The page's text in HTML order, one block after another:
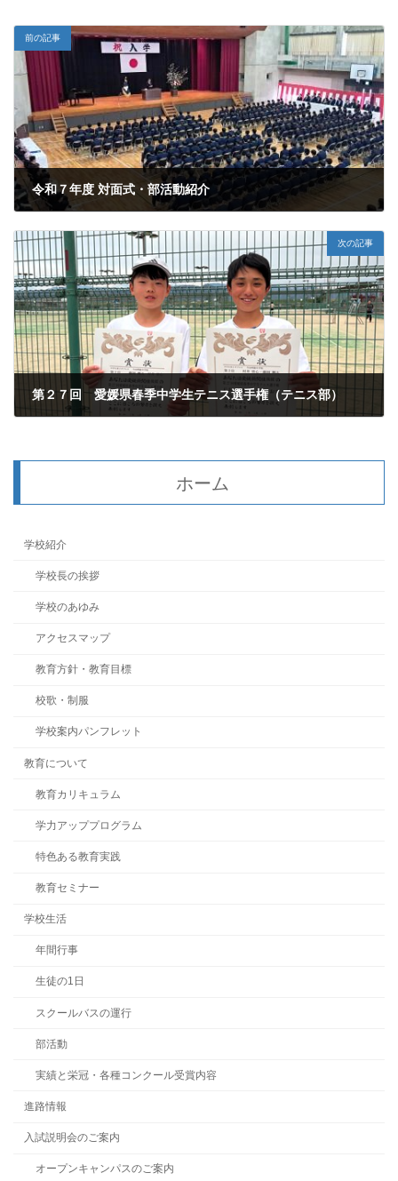
前の記事
令和７年度 対面式・部活動紹介
次の記事
第２７回 愛媛県春季中学生テニス選手権（テニス部）
ホーム
学校紹介
学校長の挨拶
学校のあゆみ
アクセスマップ
教育方針・教育目標
校歌・制服
学校案内パンフレット
教育について
教育カリキュラム
学力アッププログラム
特色ある教育実践
教育セミナー
学校生活
年間行事
生徒の1日
スクールバスの運行
部活動
実績と栄冠・各種コンクール受賞内容
進路情報
入試説明会のご案内
オープンキャンパスのご案内